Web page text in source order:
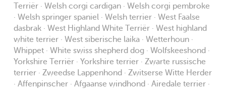
Terriër · Welsh corgi cardigan · Welsh corgi pembroke
· Welsh springer spaniel · Welsh terrier · West Faalse
dasbrak · West Highland White Terriër · West highland
white terrier · West siberische laika · Wetterhoun ·
Whippet · White swiss shepherd dog · Wolfskeeshond ·
Yorkshire Terriër · Yorkshire terrier · Zwarte russische
terrier · Zweedse Lappenhond · Zwitserse Witte Herder
· Affenpinscher · Afgaanse windhond · Airedale terrier ·